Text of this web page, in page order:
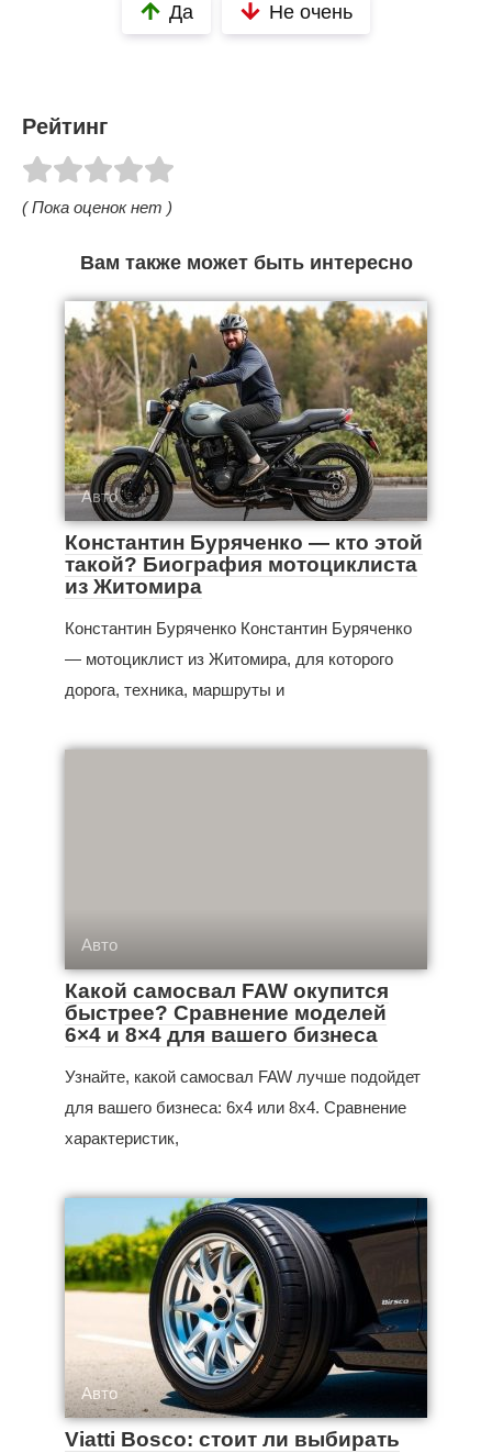
Да Не очень
Рейтинг
( Пока оценок нет )
Вам также может быть интересно
Авто
Константин Буряченко — кто этой
такой? Биография мотоциклиста
из Житомира
Константин Буряченко Константин Буряченко
— мотоциклист из Житомира, для которого
дорога, техника, маршруты и
Авто
Какой самосвал FAW окупится
быстрее? Сравнение моделей
6×4 и 8×4 для вашего бизнеса
Узнайте, какой самосвал FAW лучше подойдет
для вашего бизнеса: 6x4 или 8x4. Сравнение
характеристик,
Авто
Viatti Bosco: стоит ли выбирать